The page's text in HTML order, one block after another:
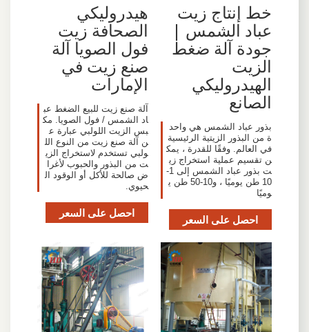
خط إنتاج زيت
عباد الشمس |
جودة آلة ضغط
الزيت
الهيدروليكي
الصانع
بذور عباد الشمس هي واحد
ة من البذور الزيتية الرئيسية
في العالم. وفقًا للقدرة ، يمك
ن تقسيم عملية استخراج زي
ت بذور عباد الشمس إلى 1-
10 طن يوميًا ، و10-50 طن ي
وميًا
احصل على السعر
هيدروليكي
الصحافة زيت
فول الصويا آلة
صنع زيت في
الإمارات
آلة صنع زيت للبيع الضغط عب
اد الشمس / فول الصويا. مك
بس الزيت اللولبي عبارة ع
ن آلة صنع زيت من النوع الل
ولبي تستخدم لاستخراج الزي
ت من البذور والحبوب لأغرا
ض صالحة للأكل أو الوقود ال
حيوي.
احصل على السعر